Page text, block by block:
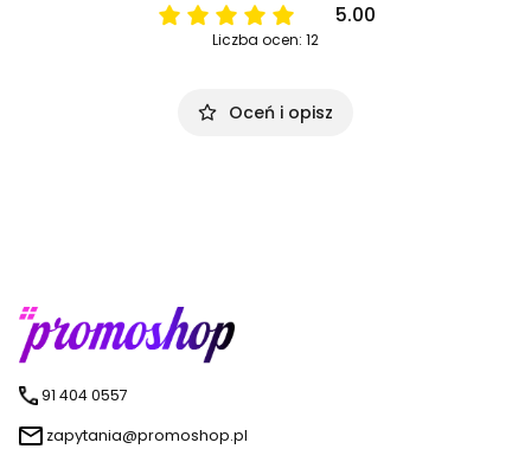
5.00
Liczba ocen: 12
Oceń i opisz
91 404 0557
zapytania@promoshop.pl